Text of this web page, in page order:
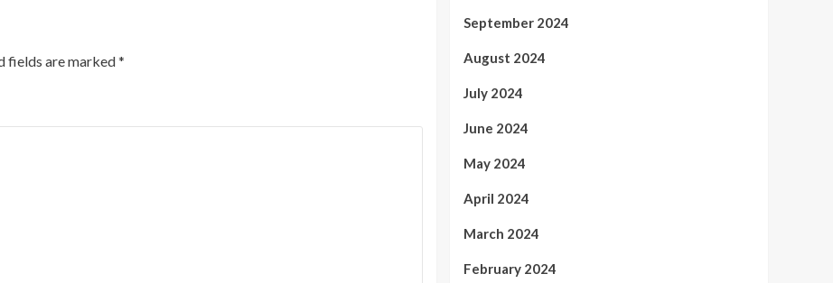
fields are marked*
September 2024
August 2024
July 2024
June 2024
May 2024
April 2024
March 2024
February 2024